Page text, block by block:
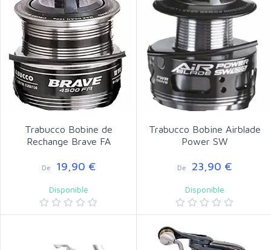
Trabucco Bobine de
Rechange Brave FA
De 19,90 €
Disponible
Trabucco Bobine Airblade
Power SW
De 23,90 €
Disponible